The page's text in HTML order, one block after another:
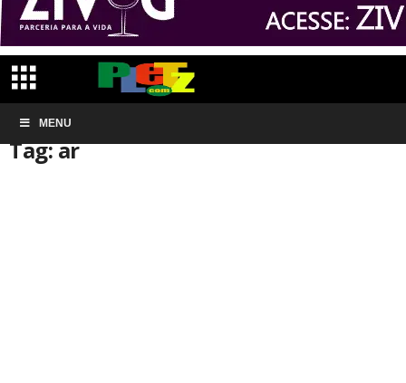
MENU
Início Tags
Tag: ar